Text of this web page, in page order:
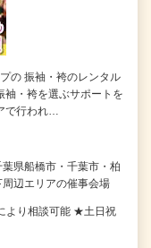
の 振袖・袴のレンタル
袖・袴を選ぶサポートを
で行われ…
県船橋市・千葉市・柏
辺エリアの催事会場
り相談可能 ★土日祝